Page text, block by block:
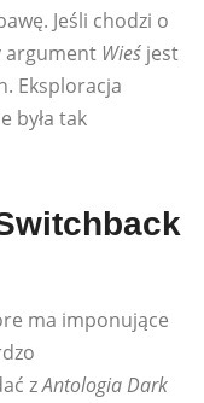
Jeśli chodzi o
argument Wieś jest
Eksploracja
była tak
ma imponujące
zAntologia Dark